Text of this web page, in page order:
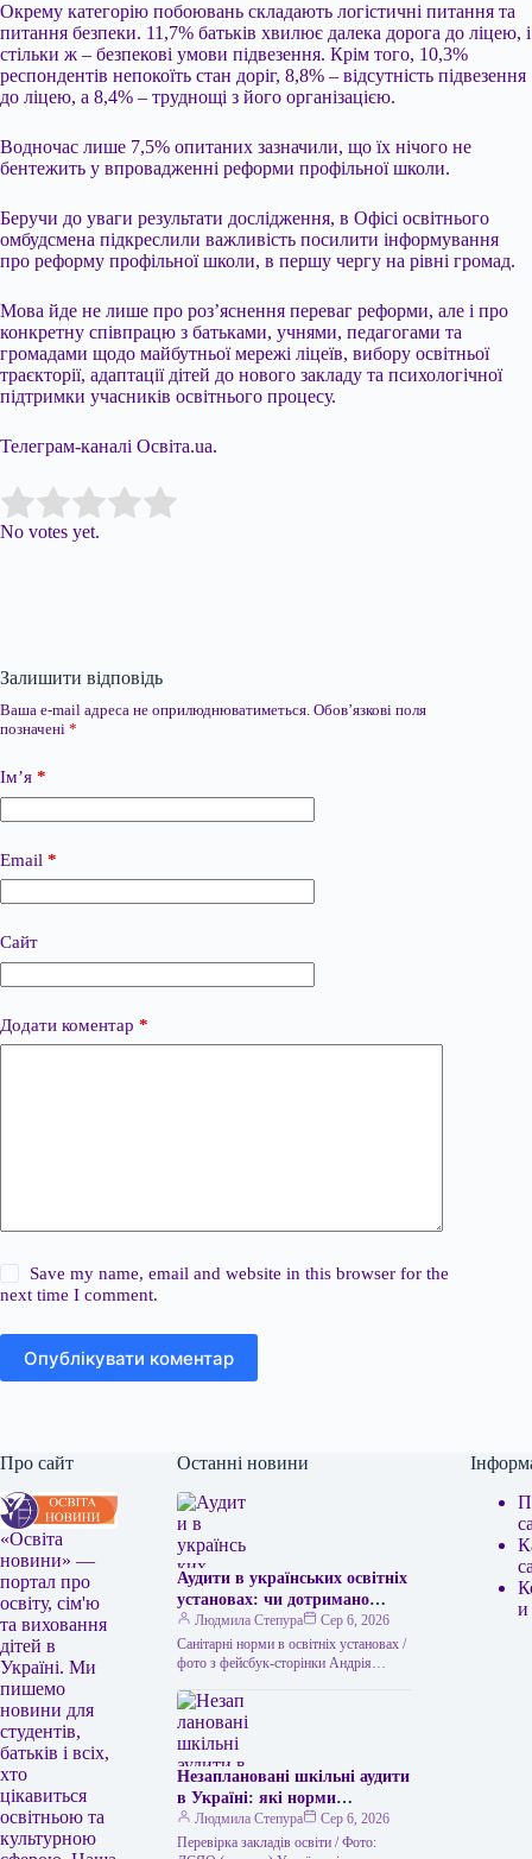
Окрему категорію побоювань складають логістичні питання та
питання безпеки. 11,7% батьків хвилює далека дорога до ліцею, і
стільки ж – безпекові умови підвезення. Крім того, 10,3%
респондентів непокоїть стан доріг, 8,8% – відсутність підвезення
до ліцею, а 8,4% – труднощі з його організацією.
Водночас лише 7,5% опитаних зазначили, що їх нічого не
бентежить у впровадженні реформи профільної школи.
Беручи до уваги результати дослідження, в Офісі освітнього
омбудсмена підкреслили важливість посилити інформування
про реформу профільної школи, в першу чергу на рівні громад.
Мова йде не лише про роз’яснення переваг реформи, але і про
конкретну співпрацю з батьками, учнями, педагогами та
громадами щодо майбутньої мережі ліцеїв, вибору освітньої
траєкторії, адаптації дітей до нового закладу та психологічної
підтримки учасників освітнього процесу.
Телеграм-каналі Освіта.ua.
Rate this item:
No votes yet.
Залишити відповідь
Ваша e-mail адреса не оприлюднюватиметься. Обов’язкові поля
позначені *
Ім’я *
Email *
Сайт
Додати коментар *
Save my name, email and website in this browser for the
next time I comment.
Опублікувати коментар
Про сайт
«Освіта
новини» —
портал про
освіту, сім'ю
та виховання
дітей в
Україні. Ми
пишемо
новини для
студентів,
батьків і всіх,
хто
цікавиться
освітньою та
культурною
Останні новини
Аудити в українських освітніх
установах: чи дотримано
санітарних норм
Людмила Степура
Сер 6, 2026
Санітарні норми в освітніх установах /
фото з фейсбук-сторінки Андрія
року Державна служба по প্রশ্নের…
Незаплановані шкільні аудити
в Україні: які норми
запровадило Міністерство
освіти і науки
Людмила Степура
Сер 6, 2026
Перевірка закладів освіти / Фото:
и